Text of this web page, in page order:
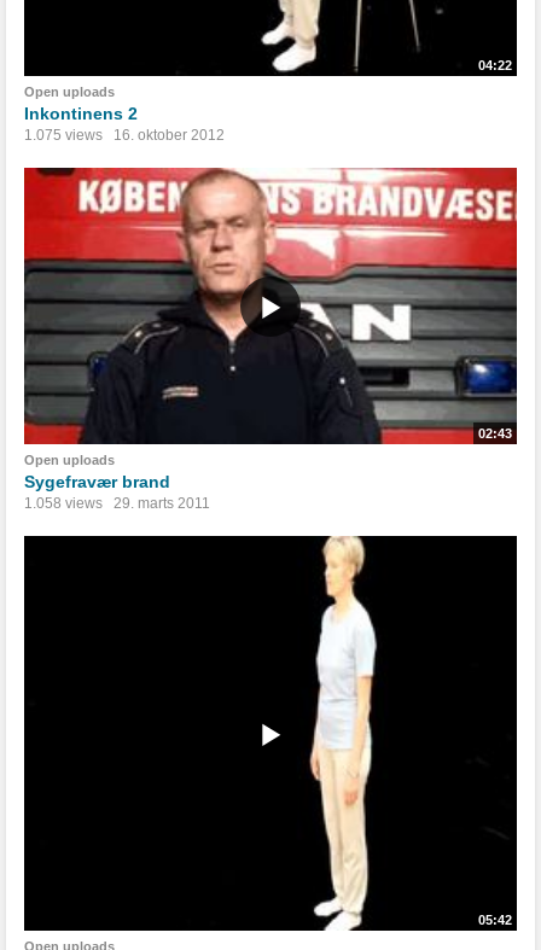
04:22
Open uploads
Inkontinens 2
1.075 views 16. oktober 2012
02:43
Open uploads
Sygefravær brand
1.058 views 29. marts 2011
05:42
Open uploads